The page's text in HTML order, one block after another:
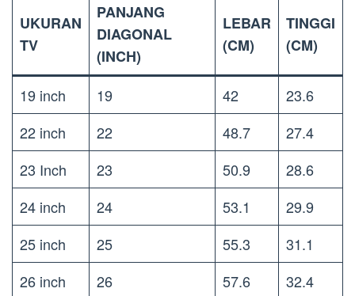
UKURAN
TV
PANJANG
DIAGONAL
(INCH)
LEBAR
(CM)
TINGGI
(CM)
19 inch 19 42
23.6
22 inch
22 48.7
27.4
23 Inch
23 50.9
28.6
24 inch
24 53.1
29.9
25 inch
25 55.3
31.1
26 inch
26 57.6
32.4